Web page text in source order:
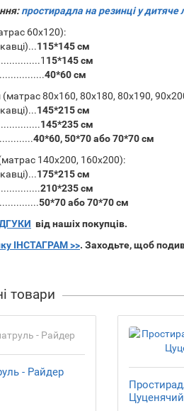
простирадла на резинці у дитяче
60х120):
115*145 см
15*145 см
40*60 см
(матрас80х160, 80х180, 80х190,
145*215 см
145*235 см
40*60, 50*70 або 70*70 см
140х200, 160х200):
175*215 см
210*235 см
50*70 або 70*70 см
від нашіх покупців.
ІНСТАГРАМ >>. Заходьте, щоб
товари
- Райдер